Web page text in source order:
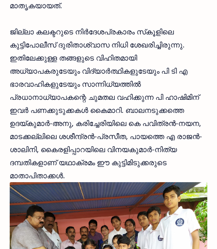
മാതൃകയായത്.
ജില്ലാ കലക്ടറുടെ നിര്‍ദേശപ്രകാരം സ്‌കൂളിലെ
കുട്ടിപോലീസ് ദുരിതാശ്വാസ നിധി ശേഖരിച്ചിരുന്നു.
ഇതിലേക്കുള്ള തങ്ങളുടെ വിഹിതമായി
അധ്യാപകരുടേയും വിദ്യാര്‍ത്ഥികളുടേയും പി ടി എ
ഭാരവാഹികളുടേയും സാന്നിധ്യത്തില്‍
പ്രധാനാധ്യാപകന്റെ ചുമതല വഹിക്കുന്ന പി ഹാഷിമിന്
ഇവര്‍ പണക്കുടുക്കകള്‍ കൈമാറി. ബാലനടുക്കത്തെ
ഉദയ്കുമാര്‍-അനു, കരിച്ചേരിയിലെ കെ പവിത്രന്‍-നയന,
മാടക്കല്ലിലെ ശശീന്ദ്രന്‍-പ്രസീത, പായത്തെ എ രാജന്‍-
ശാലിനി, കൈരളിപ്പാറയിലെ വിനയകുമാര്‍-നിത്യ
ദമ്പതികളാണ് യഥാക്രമം ഈ കുട്ടിമിടുക്കരുടെ
മാതാപിതാക്കള്‍.